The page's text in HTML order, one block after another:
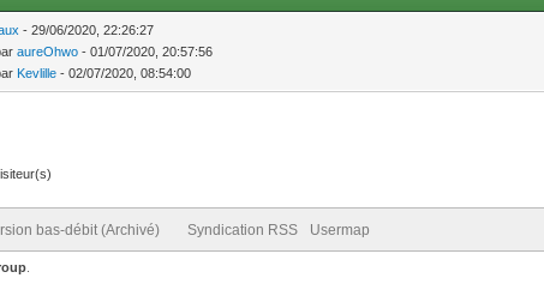
- 29/06/2020, 22:26:27
aureOhwo - 01/07/2020, 20:57:56
Kevlille - 02/07/2020, 08:54:00
bas-débit (Archivé) Syndication RSS Usermap
.